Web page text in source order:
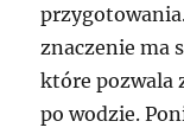
znaczenie ma
które pozwala
po wodzie.